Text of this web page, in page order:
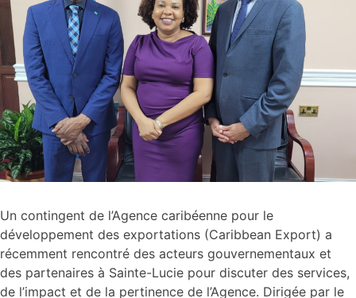
Un contingent de l’Agence caribéenne pour le
développement des exportations (Caribbean Export) a
récemment rencontré des acteurs gouvernementaux et
des partenaires à Sainte-Lucie pour discuter des services,
de l’impact et de la pertinence de l’Agence. Dirigée par le